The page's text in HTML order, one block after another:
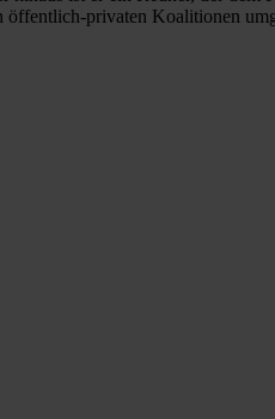
öffentlich-privaten Koalitionen